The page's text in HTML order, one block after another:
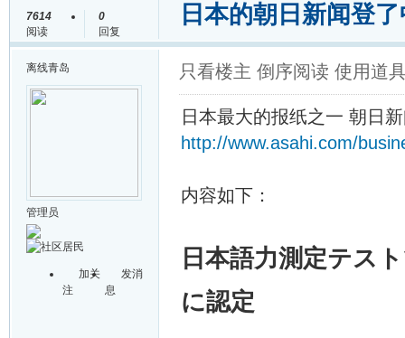
7614
阅读
0
回复
日本的朝日新闻登
离线青岛
管理员
加关
注
发消
息
只看楼主 倒序阅读 使用道
日本最大的报纸之一 朝日
http://www.asahi.com/
内容如下：
日本語力測定テス
に認定